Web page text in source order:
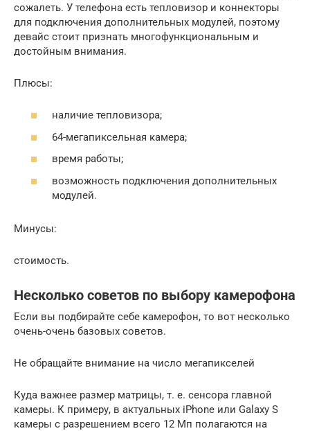
сожалеть. У телефона есть тепловизор и коннекторы
для подключения дополнительных модулей, поэтому
девайс стоит признать многофункциональным и
достойным внимания.
Плюсы:
наличие тепловизора;
64-мегапиксельная камера;
время работы;
возможность подключения дополнительных
модулей.
Минусы:
стоимость.
Несколько советов по выбору камерофона
Если вы подбирайте себе камерофон, то вот несколько
очень-очень базовых советов.
Не обращайте внимание на число мегапикселей
Куда важнее размер матрицы, т. е. сенсора главной
камеры. К примеру, в актуальных iPhone или Galaxy S
камеры с разрешением всего 12 Мп полагаются на